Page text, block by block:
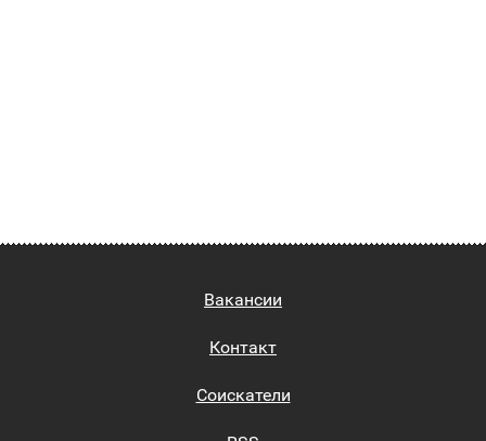
Вакансии
Контакт
Соискатели